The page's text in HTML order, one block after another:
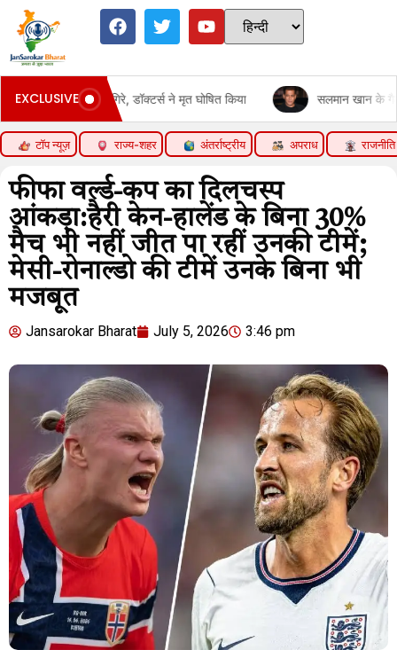
EXCLUSIVE
गिरे, डॉक्टर्स ने मृत घोषित किया सलमान खान के गैलेक्सी अपार्टमेंट के
टॉप न्यूज़ राज्य-शहर अंतर्राष्ट्रीय अपराध राजनीति
फीफा वर्ल्ड-कप का दिलचस्प
आंकड़ा:हैरी केन-हालेंड के बिना 30%
मैच भी नहीं जीत पा रहीं उनकी टीमें;
मेसी-रोनाल्डो की टीमें उनके बिना भी
मजबूत
Jansarokar Bharat July 5, 2026 3:46 pm